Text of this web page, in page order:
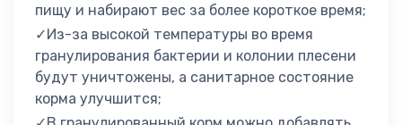
пищу и набирают вес за более короткое время;
✓Из-за высокой температуры во время
гранулирования бактерии и колонии плесени
будут уничтожены, а санитарное состояние
корма улучшится;